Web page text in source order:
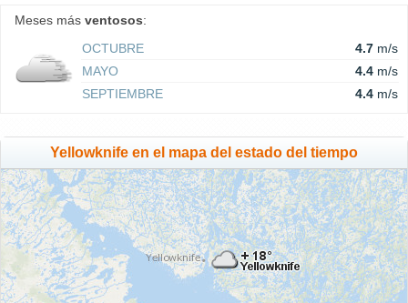
Meses más ventosos:
OCTUBRE
4.7 m/s
MAYO
4.4 m/s
SEPTIEMBRE
4.4 m/s
Yellowknife en el mapa del estado del tiempo